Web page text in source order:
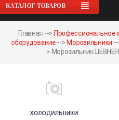
КАТАЛОГ ТОВАРОВ
Главная --> Профессиональное
оборудование --> Морозильники
> Морозильник
ХОЛОДИЛЬНИКИ